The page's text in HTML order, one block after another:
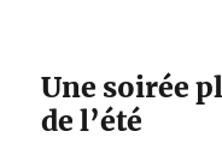
Une soirée
de l’été